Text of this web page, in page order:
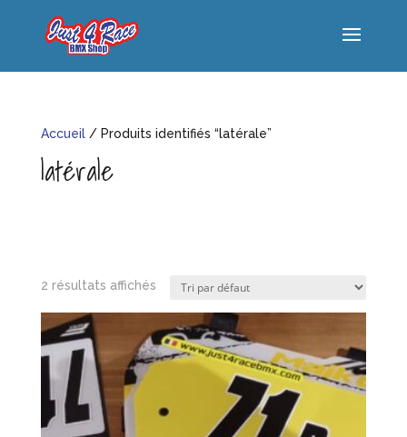
Accueil/ Produits identifiés “latérale”
latérale
2 résultats affichés